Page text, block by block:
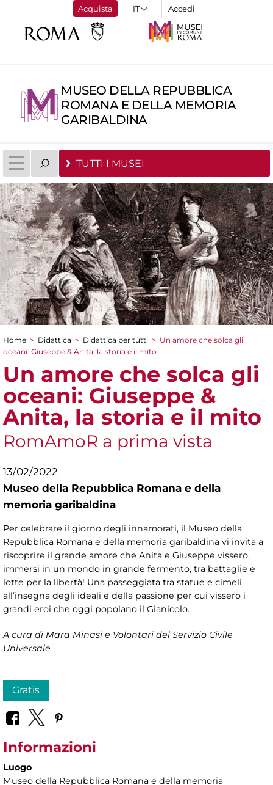
Acquista Accedi
MUSEO DELLA REPUBBLICA
ROMANA E DELLA MEMORIA
GARIBALDINA
TUTTI I MUSEI
Tu sei qui
Home > Didattica > Didattica per tutti > Un amore che solca gli
oceani: Giuseppe & Anita, la storia e il mito
Un amore che solca gli
oceani: Giuseppe &
Anita, la storia e il mito
RomAmoR a prima vista
13/02/2022
Museo della Repubblica Romana e della
memoria garibaldina
Per celebrare il giorno degli innamorati, il Museo della
Repubblica Romana e della memoria garibaldina vi invita a
riscoprire il grande amore che Anita e Giuseppe vissero,
immersi in un mondo in grande fermento, tra battaglie e
lotte per la libertà! Una passeggiata tra statue e cimeli
all’insegna degli ideali e della passione per cui vissero i
grandi eroi che oggi popolano il Gianicolo.
A cura di Mara Minasi e Volontari del Servizio Civile
Universale
Gratis
Informazioni
Luogo
Museo della Repubblica Romana e della memoria